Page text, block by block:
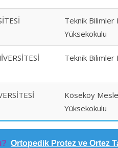
Teknik Bilimler
Yüksekokulu
Teknik Bilimler
Köseköy
Yüksekokulu
Ortopedik Protez ve Ortez